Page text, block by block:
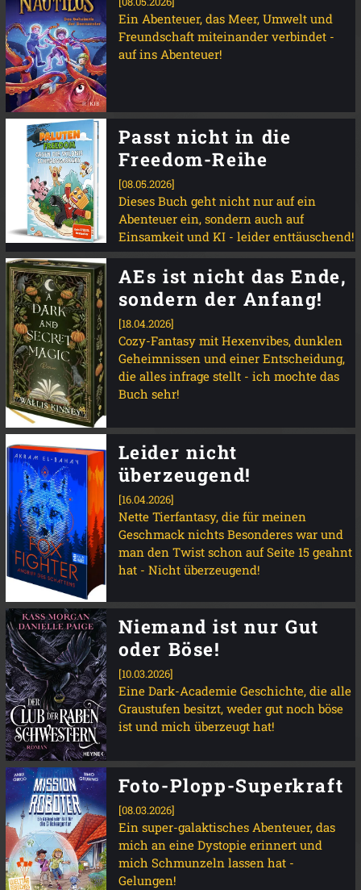
Ein Abenteuer, das Meer, Umwelt und
Freundschaft miteinander verbindet -
auf ins Abenteuer!
Passt nicht in die
Freedom-Reihe
[08.05.2026]
Dieses Buch geht nicht nur auf ein
Abenteuer ein, sondern auch auf
Einsamkeit und KI - leider enttäuschend!
AEs ist nicht das Ende,
sondern der Anfang!
[18.04.2026]
Cozy-Fantasy mit Hexenvibes, dunklen
Geheimnissen und einer Entscheidung,
die alles infrage stellt - ich mochte das
Buch sehr!
Leider nicht
überzeugend!
[16.04.2026]
Nette Tierfantasy, die für meinen
Geschmack nichts Besonderes war und
man den Twist schon auf Seite 15 geahnt
hat - Nicht überzeugend!
Niemand ist nur Gut
oder Böse!
[10.03.2026]
Eine Dark-Academie Geschichte, die alle
Graustufen besitzt, weder gut noch böse
ist und mich überzeugt hat!
Foto-Plopp-Superkraft
[08.03.2026]
Ein super-galaktisches Abenteuer, das
mich an eine Dystopie erinnert und
mich Schmunzeln lassen hat -
Gelungen!